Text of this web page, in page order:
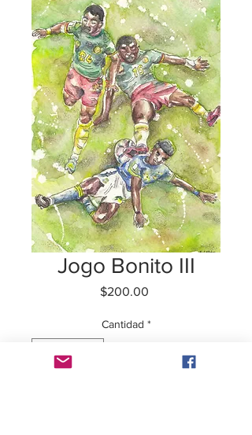
Jogo Bonito III
$200.00Precio
Cantidad *